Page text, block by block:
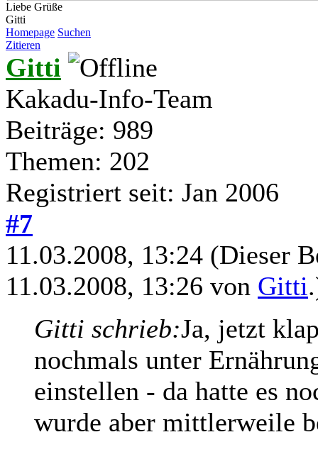
Liebe Grüße
Gitti
Homepage Suchen
Zitieren
Gitti
Kakadu-Info-Team
Beiträge: 989
Themen: 202
Registriert seit: Jan 2006
#7
11.03.2008, 13:24 (Dieser
11.03.2008, 13:26 von Gitti
Gitti schrieb:Ja, jetzt
nochmals unter
einstellen - da hatte es
wurde aber mittlerweile